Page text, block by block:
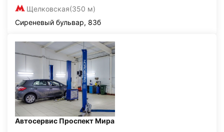
Щелковская(350 м)
Сиреневый бульвар, 83б
Автосервис Проспект Мира